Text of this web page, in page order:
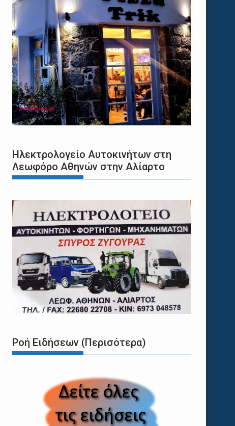
Ηλεκτρολογείο Αυτοκινήτων στη
Λεωφόρο Αθηνών στην Αλίαρτο
Ροή Ειδήσεων (Περισότερα)